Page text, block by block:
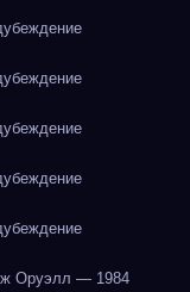
Оруэлл — 1984